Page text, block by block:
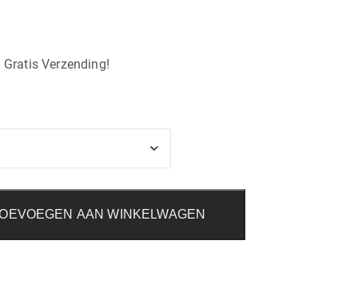
Verzending!
AAN WINKELWAGEN